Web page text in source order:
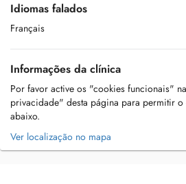
Idiomas falados
Français
Informações da clínica
Por favor active os "cookies funcionais"
privacidade" desta página para permitir o
abaixo.
Ver localização no mapa